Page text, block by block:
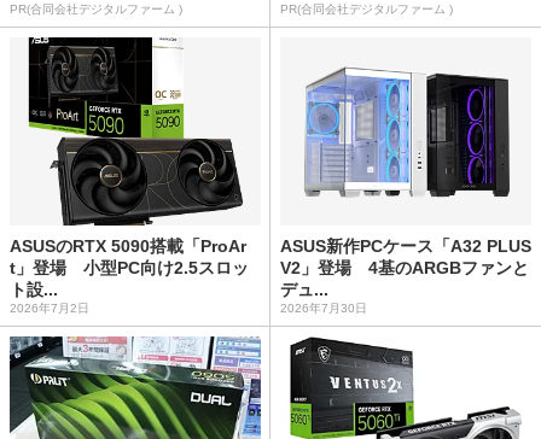
PR(合同会社デジタルファーム ) PR(合同会社デジタルファーム )
ASUSのRTX 5090搭載「ProAr
t」登場 小型PC向け2.5スロッ
ト設...
2026年7月2日
ASUS新作PCケース「A32 PLUS
V2」登場 4基のARGBファンと
デュ...
2026年7月30日